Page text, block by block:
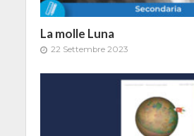
La molle Luna
22 Settembre 2023